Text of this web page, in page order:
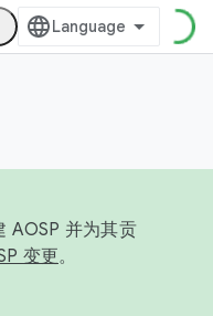
AOSP 并为其贡
变更。